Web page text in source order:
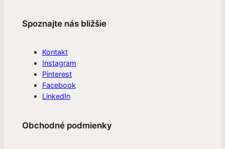
Spoznajte nás bližšie
Kontakt
Instagram
Pinterest
Facebook
LinkedIn
Obchodné podmienky